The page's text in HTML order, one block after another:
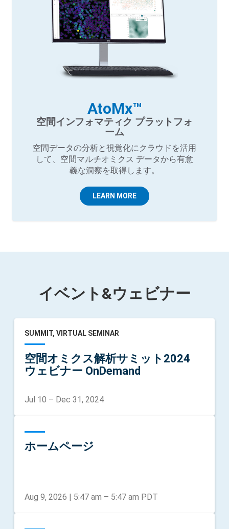
AtoMx™
空間インフォマティク プラットフォ
ーム
空間データの分析と視覚化にクラウドを活用
して、空間マルチオミクス データから有意
義な洞察を取得します。
LEARN MORE
イベント&ウェビナー
SUMMIT, VIRTUAL SEMINAR
空間オミクス解析サミット2024
ウェビナー OnDemand
Jul 10 – Dec 31, 2024
ホームページ
Aug 9, 2026 | 5:47 am – 5:47 am PDT